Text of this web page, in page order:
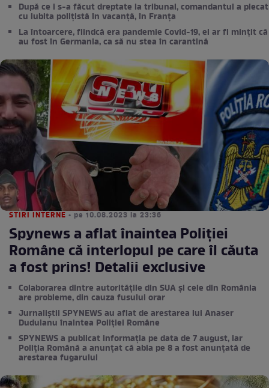
După ce i s-a făcut dreptate la tribunal, comandantul a plecat
cu iubita polițistă în vacanță, în Franța
La întoarcere, fiindcă era pandemie Covid-19, ei ar fi mințit că
au fost în Germania, ca să nu stea în carantină
STIRI INTERNE • pe 10.08.2023 la 23:36
Spynews a aflat înaintea Poliției
Române că interlopul pe care îl căuta
a fost prins! Detalii exclusive
Colaborarea dintre autoritățile din SUA și cele din România
are probleme, din cauza fusului orar
Jurnaliștii SPYNEWS au aflat de arestarea lui Anaser
Duduianu înaintea Poliției Române
SPYNEWS a publicat informația pe data de 7 august, iar
Poliția Română a anunțat că abia pe 8 a fost anunțată de
arestarea fugarului